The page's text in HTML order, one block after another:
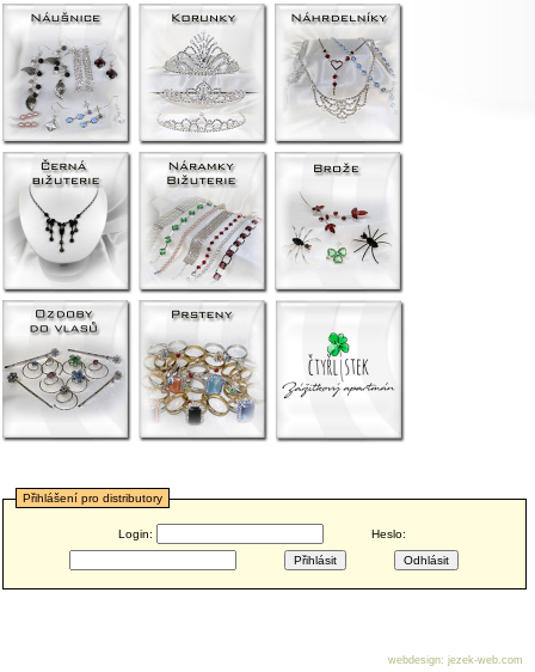
Přihlášení pro distributory
Login: Heslo:
webdesign: jezek-web.com